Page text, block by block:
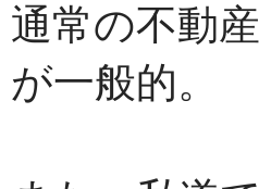
通常の不動
が一般的。